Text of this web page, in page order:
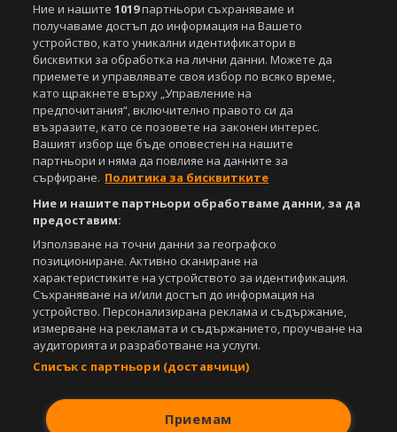
Спортал, освен ако изрично е посочено друго. Допуска се
публикуване на текстови материали само след писмено съгласие на
Агенция Спортал, посочване на източника и добавяне на линк към
www.sportal.bg. Използването на графични и видео материали,
публикувани в сайта, е строго забранено. Нарушителите ще бъдат
санкционирани с цялата строгост на закона.
СвалиБЕЗПЛАТНОТО приложение за:
Android
Powered by:
Ние и нашите1019партньори съхраняваме и
получаваме достъп до информация на Вашето
устройство, като уникални идентификатори в
бисквитки за обработка на лични данни. Можете да
приемете и управлявате своя избор по всяко време,
като щракнете върху „Управление на
предпочитания“, включително правото си да
възразите, като се позовете на законен интерес.
Вашият избор ще бъде оповестен на нашите
партньори и няма да повлияе на данните за
сърфиране. Политика за бисквитките
Ние и нашите партньори обработваме данни, за да
предоставим:
Използване на точни данни за географско
позициониране. Активно сканиране на
характеристиките на устройството за идентификация.
Съхраняване на и/или достъп до информация на
устройство. Персонализирана реклама и съдържание,
измерване на рекламата и съдържанието, проучване на
аудиторията и разработване на услуги.
Списък с партньори (доставчици)
Приемам